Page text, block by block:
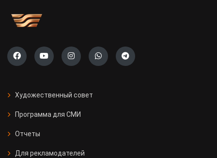
Художественный совет
Программа для СМИ
Отчеты
Для рекламодателей